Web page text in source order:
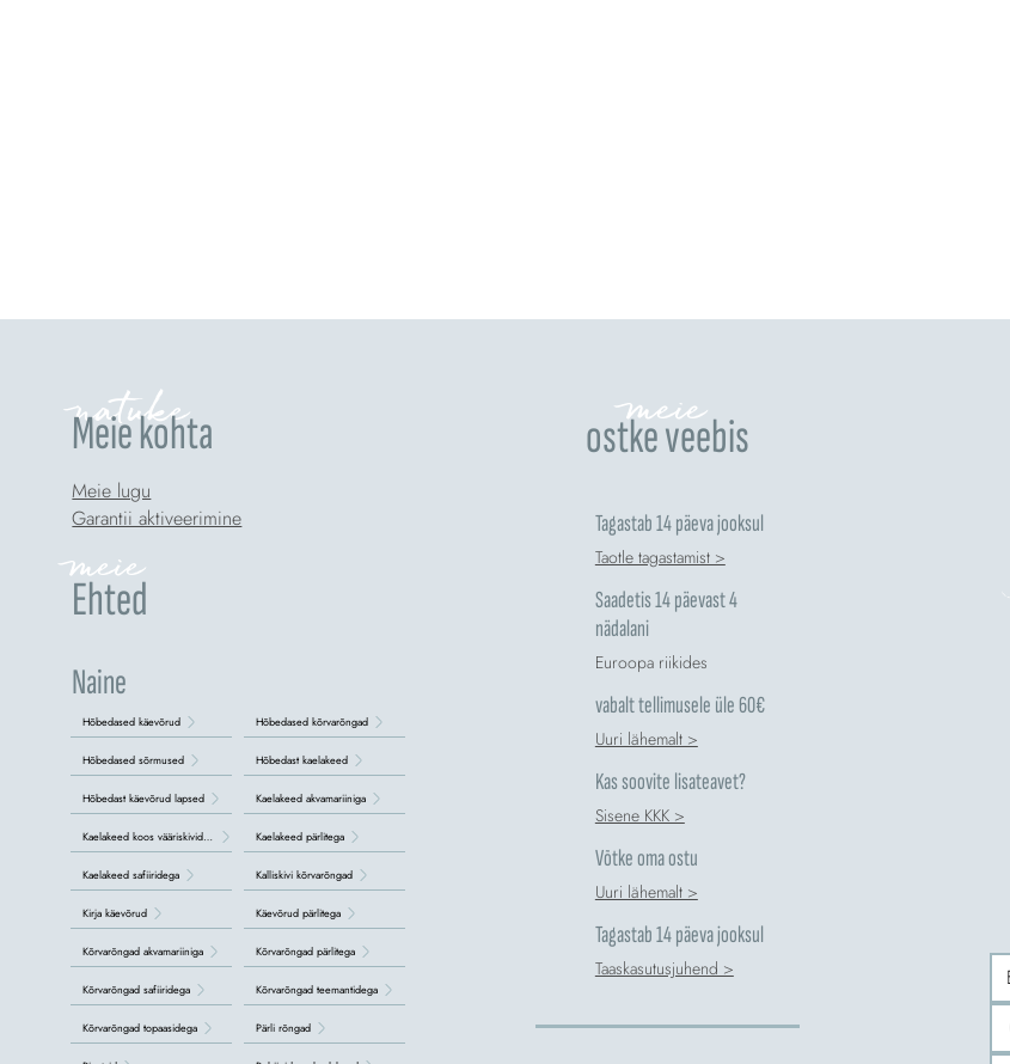
natuke
Meie kohta
Meie lugu
Garantii aktiveerimine
Ehted
meie
Naine
Hõbedased käevõrud
Hõbedased sõrmused
Hõbedast käevõrud lapsed
Kaelakeed koos vääriskividega
Kaelakeed safiiridega
Kirja käevõrud
Kõrvarõngad akvamariiniga
Kõrvarõngad safiiridega
Kõrvarõngad topaasidega
Hõbedased kõrvarõngad
Hõbedast kaelakeed
Kaelakeed akvamariiniga
Kaelakeed pärlitega
Kalliskivi kõrvarõngad
Käevõrud pärlitega
Kõrvarõngad pärlitega
Kõrvarõngad teemantidega
Pärli rõngad
meie
ostke veebis
Tagastab 14 päeva jooksul
Taotle tagastamist >
Saadetis 14 päevast 4
nädalani
Euroopa riikides
vabalt tellimusele üle 60€
Uuri lähemalt >
Kas soovite lisateavet?
Sisene KKK >
Võtke oma ostu
Uuri lähemalt >
Tagastab 14 päeva jooksul
Taaskasutusjuhend >